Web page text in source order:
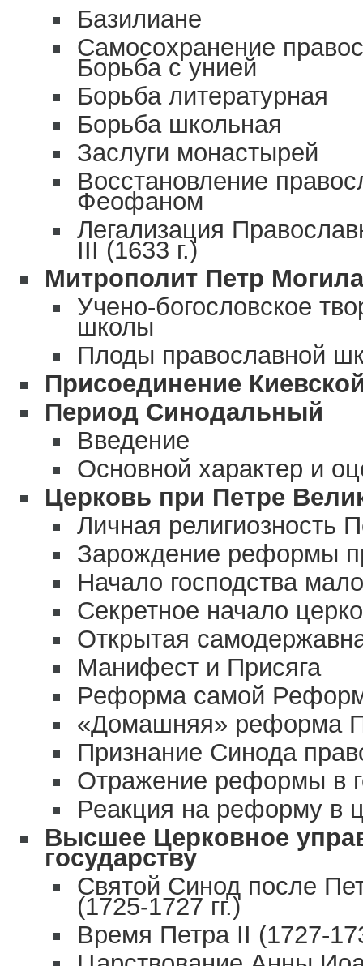
Базилиане
Самосохранение
Борьба с унией
Борьба литературная
Борьба школьная
Заслуги монастырей
Восстановление
Феофаном
Легализация
III (1633 г.)
Митрополит Петр Могила
Учено-богословское
школы
Плоды православной
Присоединение
Период Синодальный
Введение
Основной характер и
Церковь при Петре
Личная религиозность
Зарождение реформы
Начало господства
Секретное начало
Открытая
Манифест и Присяга
Реформа самой
«Домашняя» реформа
Признание Синода
Отражение реформы в
Реакция на реформу в
Высшее Церковное
государству
Святой Синод после
(1725-1727 гг.)
Время Петра II (1727-